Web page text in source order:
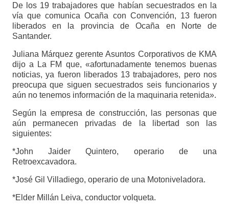
De los 19 trabajadores que habían secuestrados en la
vía que comunica Ocaña con Convención, 13 fueron
liberados en la provincia de Ocaña en Norte de
Santander.
Juliana Márquez gerente Asuntos Corporativos de KMA
dijo a La FM que, «afortunadamente tenemos buenas
noticias, ya fueron liberados 13 trabajadores, pero nos
preocupa que siguen secuestrados seis funcionarios y
aún no tenemos información de la maquinaria retenida».
Según la empresa de construcción, las personas que
aún permanecen privadas de la libertad son las
siguientes:
*John Jaider Quintero, operario de una
Retroexcavadora.
*José Gil Villadiego, operario de una Motoniveladora.
*Elder Millán Leiva, conductor volqueta.